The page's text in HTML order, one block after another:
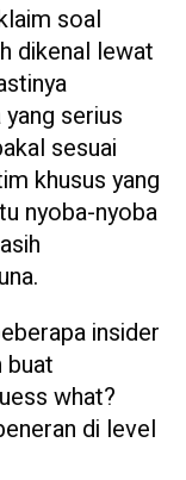
soal
dikenal lewat
serius
sesuai
khusus yang
nyoba-nyoba
insider
buat
what?
di level